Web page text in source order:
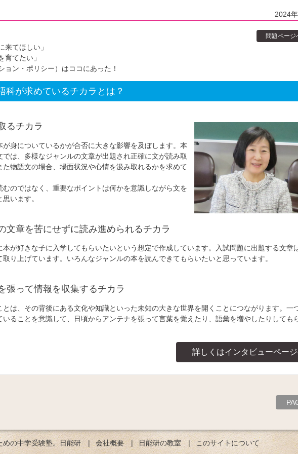
2024
問題ページ
来てほしい」
育てたい」
ン・ポリシー）はココにあった！
科が求めているチカラとは？
るチカラ
身についているかが合否に大きな影響を及ぼします。本
は、多様なジャンルの文章が出題され正確に文が読み取
物語文の場合、場面状況や心情を汲み取れるかを求めて
のではなく、重要なポイントは何かを意識しながら文を
います。
文章を苦にせずに読み進められるチカラ
が好きな子に入学してもらいたいという想定で作成しています。入試問題に出題する文章
り上げています。いろんなジャンルの本を読んできてもらいたいと思っています。
張って情報を収集するチカラ
は、その背後にある文化や知識といった未知の大きな世界を開くことにつながります。一
ることを意識して、日頃からアンテナを張って言葉を覚えたり、語彙を増やしたりしても
詳しくはインタビューペー
めの中学受験塾。日能研 会社概要 日能研の教室 このサイトについて